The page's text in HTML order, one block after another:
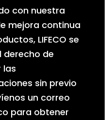
con nuestra
mejora continua
LIFECO se
derecho de
las
sin previo
un correo
para obtener